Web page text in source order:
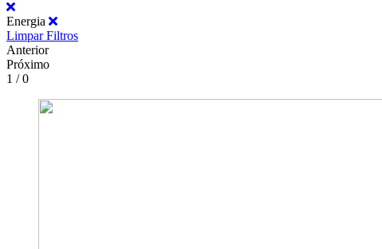
Energia
Limpar Filtros
Anterior
Próximo
1 / 0